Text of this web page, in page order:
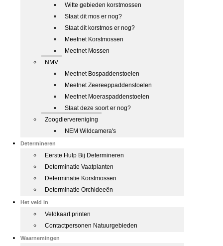
Witte gebieden korstmossen
Staat dit mos er nog?
Staat dit korstmos er nog?
Meetnet Korstmossen
Meetnet Mossen
NMV
Meetnet Bospaddenstoelen
Meetnet Zeereeppaddenstoelen
Meetnet Moeraspaddenstoelen
Staat deze soort er nog?
Zoogdiervereniging
NEM Wildcamera's
Determineren
Eerste Hulp Bij Determineren
Determinatie Vaatplanten
Determinatie Korstmossen
Determinatie Orchideeën
Het veld in
Veldkaart printen
Contactpersonen Natuurgebieden
Waarnemingen